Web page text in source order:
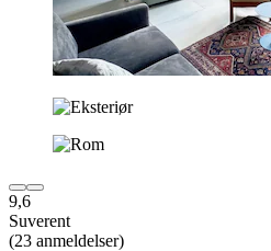
9,6
Suverent
(23 anmeldelser)